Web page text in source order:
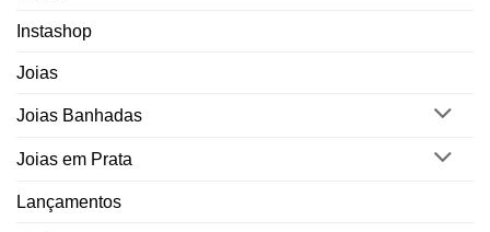
Instashop
Joias
Joias Banhadas
Joias em Prata
Lançamentos